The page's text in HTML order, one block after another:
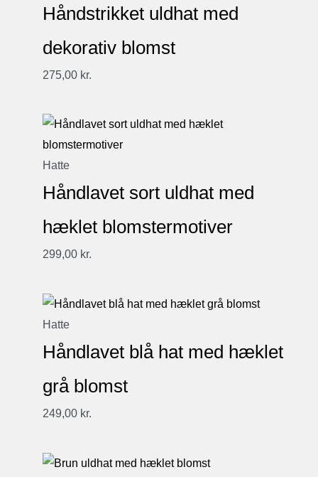
Håndstrikket uldhat med
dekorativ blomst
275,00 kr.
Hatte
Håndlavet sort uldhat med
hæklet blomstermotiver
299,00 kr.
Hatte
Håndlavet blå hat med hæklet
grå blomst
249,00 kr.